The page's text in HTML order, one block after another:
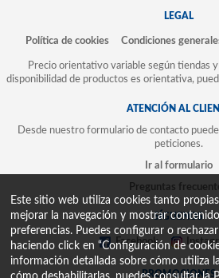
LEGAL
Política de cookies Condiciones
Precio orientativo variable según tiendas
disponibilidad de productos es orientativa,
ATENCIÓN AL
Desde nuestro formulario de contacto
peticiones.
Ir al formulario
Preguntas
SÍGUENOS
Facebook
PROMOCIONES
Este sitio web utiliza cookies tanto
mejorar la navegación y mostrar
preferencias. Puedes configurar o
haciendo click en “Configuración de
información detallada sobre cómo utiliza